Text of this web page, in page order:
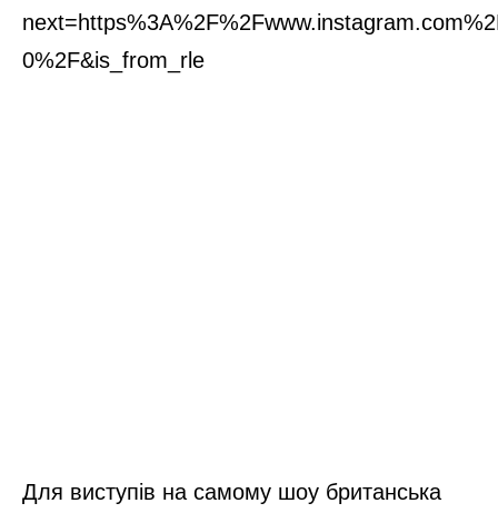
0%2F&is_from_rle
Для виступів на самому шоу британська